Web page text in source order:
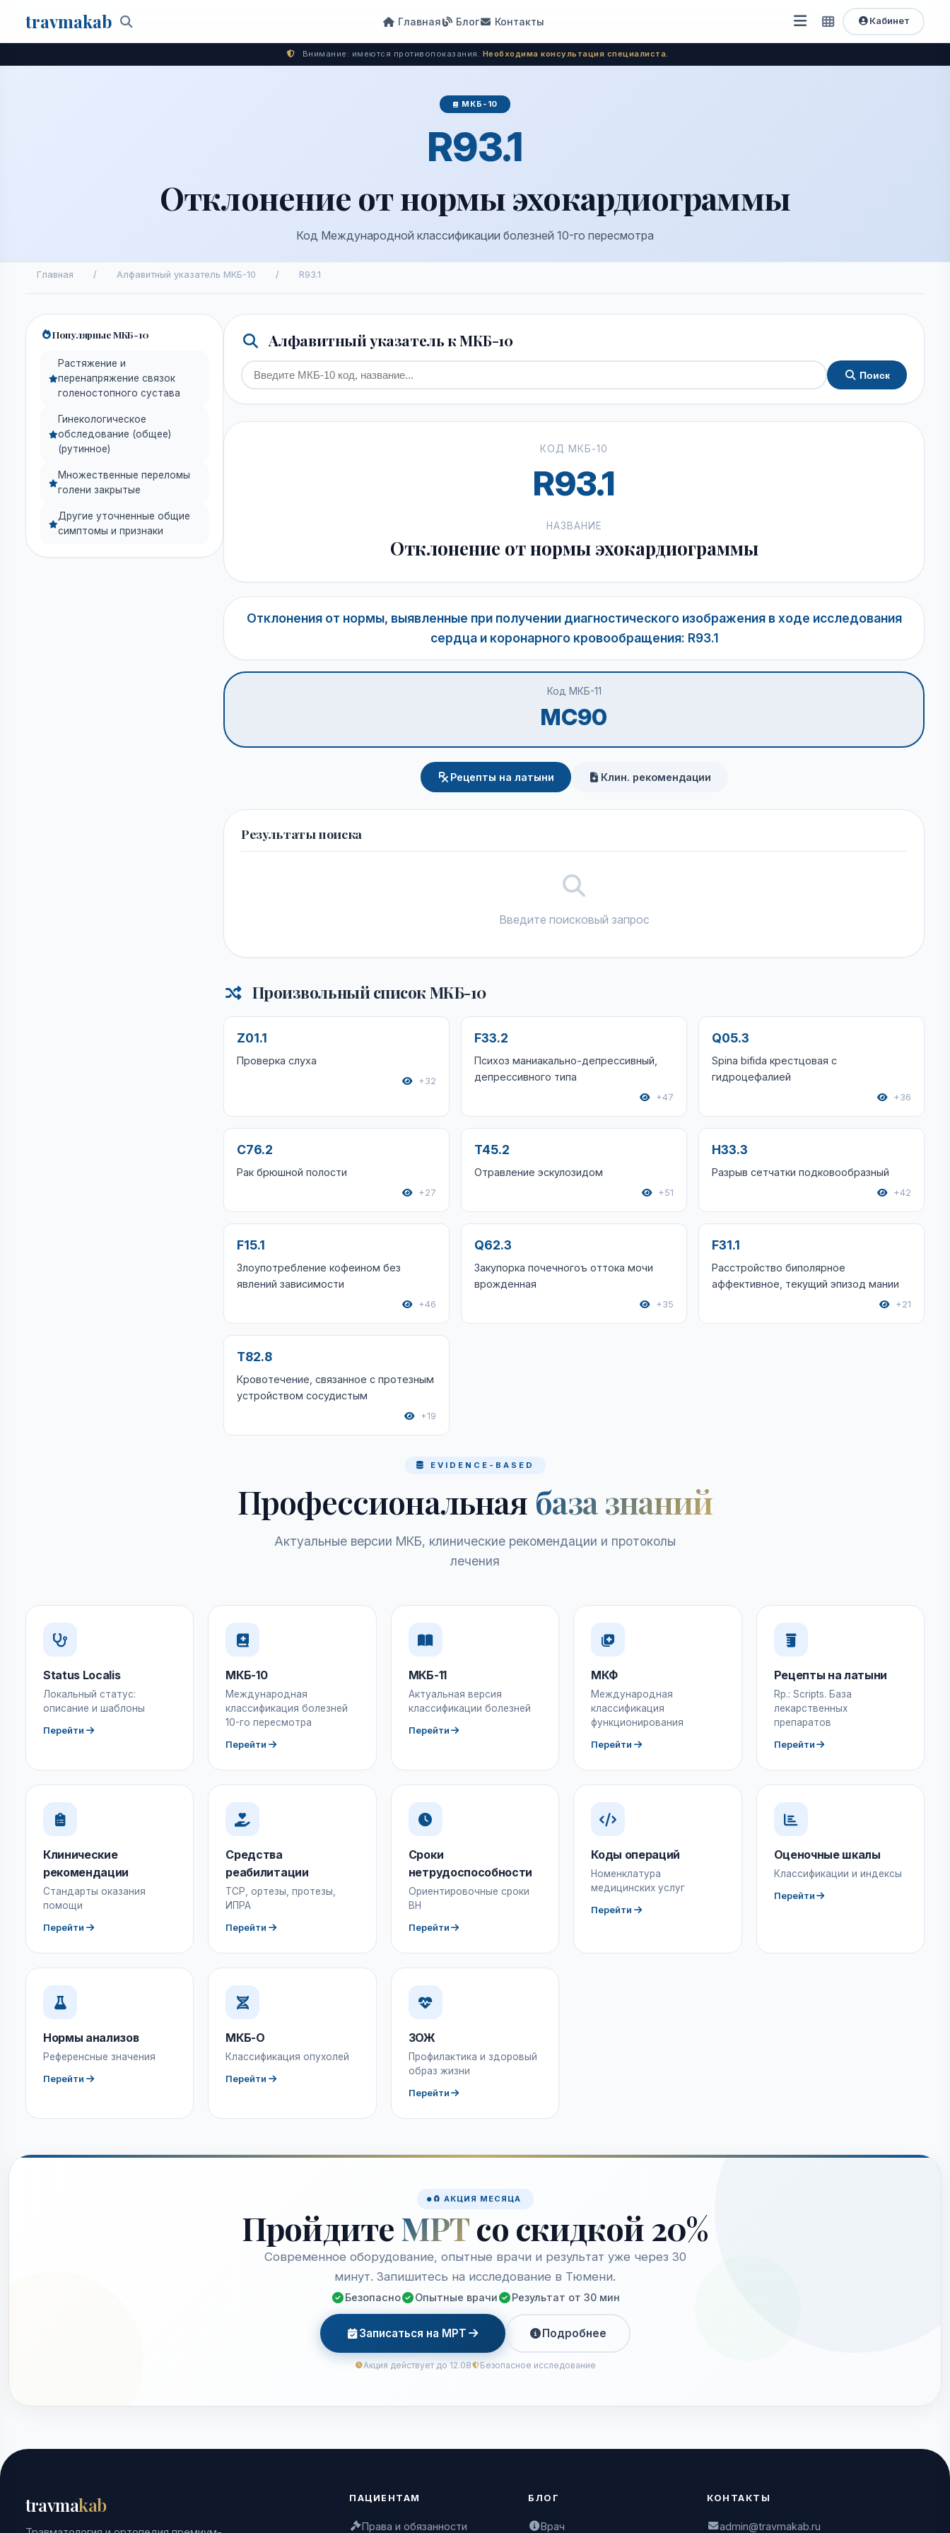
travmakab Поиск
Главная Блог Контакты
Открыть
меню
Быстрый
доступ
Кабинет
Внимание: имеются противопоказания. Необходима консультация специалиста.
МКБ-10
R93.1
Отклонение от нормы эхокардиограммы
Код Международной классификации болезней 10-го пересмотра
Главная / Алфавитный указатель МКБ-10 / R93.1
Популярные МКБ-10
Растяжение и
перенапряжение связок
голеностопного сустава
Гинекологическое
обследование (общее)
(рутинное)
Множественные переломы
голени закрытые
Другие уточненные общие
симптомы и признаки
Алфавитный указатель к МКБ-10
Поиск
КОД МКБ-10
R93.1
НАЗВАНИЕ
Отклонение от нормы эхокардиограммы
Отклонения от нормы, выявленные при получении диагностического изображения в ходе исследования
сердца и коронарного кровообращения: R93.1
Код МКБ-11
MC90
Рецепты на латыни Клин. рекомендации
Результаты поиска
Введите поисковый запрос
Произвольный список МКБ-10
Z01.1
Проверка слуха
+32
F33.2
Психоз маниакально-депрессивный,
депрессивного типа
+47
Q05.3
Spina bifida крестцовая с
гидроцефалией
+36
C76.2
Рак брюшной полости
+27
T45.2
Отравление эскулозидом
+51
H33.3
Разрыв сетчатки подковообразный
+42
F15.1
Злоупотребление кофеином без
явлений зависимости
+46
Q62.3
Закупорка почечногоъ оттока мочи
врожденная
+35
F31.1
Расстройство биполярное
аффективное, текущий эпизод мании
+21
T82.8
Кровотечение, связанное с протезным
устройством сосудистым
+19
EVIDENCE-BASED
Профессиональная база знаний
Актуальные версии МКБ, клинические рекомендации и протоколы
лечения
Status Localis
Локальный статус:
описание и шаблоны
Перейти
МКБ-10
Международная
классификация болезней
10-го пересмотра
Перейти
МКБ-11
Актуальная версия
классификации болезней
Перейти
МКФ
Международная
классификация
функционирования
Перейти
Рецепты на латыни
Rp.: Scripts. База
лекарственных
препаратов
Перейти
Клинические
рекомендации
Стандарты оказания
помощи
Перейти
Средства
реабилитации
ТСР, ортезы, протезы,
ИПРА
Перейти
Сроки
нетрудоспособности
Ориентировочные сроки
ВН
Перейти
Коды операций
Номенклатура
медицинских услуг
Перейти
Оценочные шкалы
Классификации и индексы
Перейти
Нормы анализов
Референсные значения
Перейти
МКБ-О
Классификация опухолей
Перейти
ЗОЖ
Профилактика и здоровый
образ жизни
Перейти
🧲 АКЦИЯ МЕСЯЦА
Пройдите МРТсо скидкой 20%
Современное оборудование, опытные врачи и результат уже через 30
минут. Запишитесь на исследование в Тюмени.
Безопасно Опытные врачи Результат от 30 мин
Записаться на МРТ Подробнее
Акция действует до 12.08 Безопасное исследование
travmakab ПАЦИЕНТАМ
Права и обязанности
БЛОГ
Врач
КОНТАКТЫ
admin@travmakab.ru